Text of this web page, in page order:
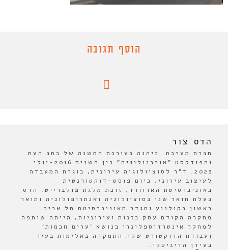
הוסף תגובה
הדס צור
חברת מערכת. כיהנה כעורכת המשנה של כתב העת
והפודקסט "אורבנולוגיה" בין השנים 2016-יולי
2023. ד"ר לסוציולוגיה עירונית, בוגרת המעבדה
לעיצוב עירוני, כיום פוסט-דוקטורנטית
באוניברסיטת הארוורד, זוכת מלגת פולברייט. הדס
בעלת תואר שני בסוציולוגיה ואנתרופולוגיה ותואר
ראשון בקולנוע ומגדר מאוניברסיטת תל אביב.
מחקרה הקודם עסק בזנות ועירוניות, הייתה שותפה
למחקר אינטרדיספלינרי בנושא 'ערים חכמות'
ועבודת הדוקטורט שלה התמקדה באלימות בעיר
בעידן הדיגיטלי.